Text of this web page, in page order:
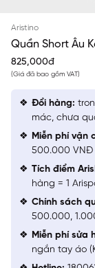
Aristino
Quần Short Âu
825,000đ
(Giá đã bao gồm VAT)
Đổi hàng:
mác, chưa
Miễn phí vận
500.000 VNĐ
Tích điểm
hàng = 1
Chính sách
500.000,
Miễn phí sửa
ngắn tay áo